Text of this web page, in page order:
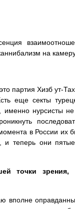
на
партия Хизб ут-
еще секты
именно нурсисты не
в России их
и теперь они
точки зрения,
вполне